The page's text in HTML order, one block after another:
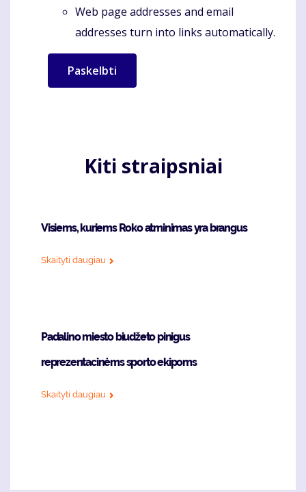
Web page addresses and email
addresses turn into links automatically.
Kiti straipsniai
Visiems, kuriems Roko atminimas yra brangus
Skaityti daugiau
Padalino miesto biudžeto pinigus
reprezentacinėms sporto ekipoms
Skaityti daugiau